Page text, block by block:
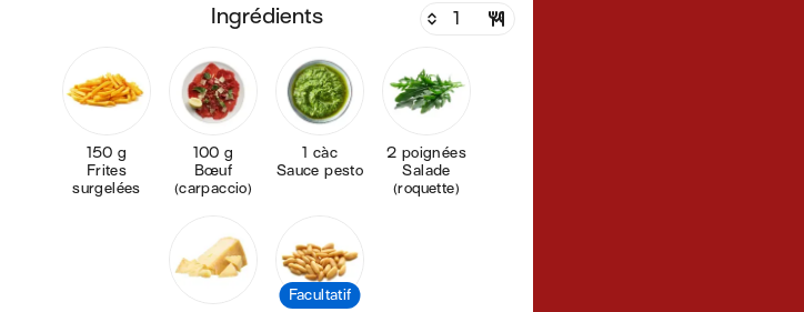
ingrédients
150 g
Frites
surgelées
100 g
Bœuf
(carpaccio)
1 càc
Sauce pesto
2 poignées
Salade
(roquette)
Facultatif